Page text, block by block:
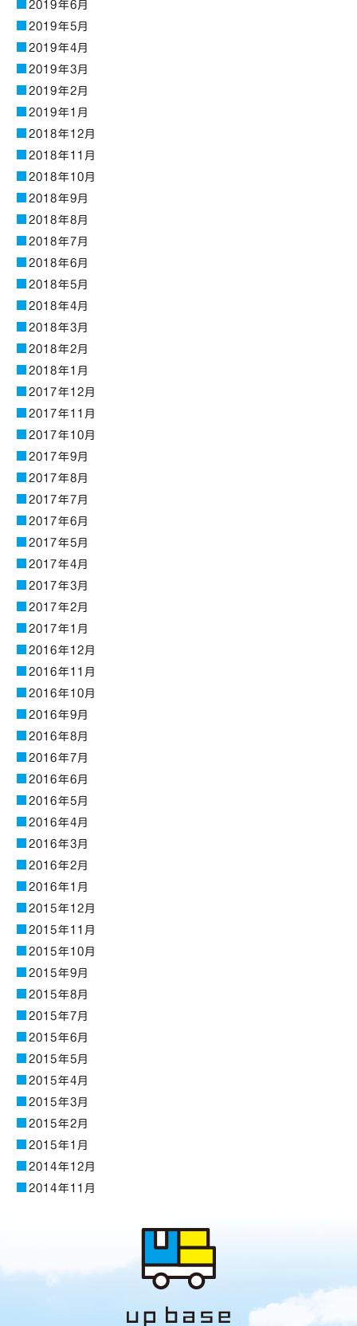
2019年6月
2019年5月
2019年4月
2019年3月
2019年2月
2019年1月
2018年12月
2018年11月
2018年10月
2018年9月
2018年8月
2018年7月
2018年6月
2018年5月
2018年4月
2018年3月
2018年2月
2018年1月
2017年12月
2017年11月
2017年10月
2017年9月
2017年8月
2017年7月
2017年6月
2017年5月
2017年4月
2017年3月
2017年2月
2017年1月
2016年12月
2016年11月
2016年10月
2016年9月
2016年8月
2016年7月
2016年6月
2016年5月
2016年4月
2016年3月
2016年2月
2016年1月
2015年12月
2015年11月
2015年10月
2015年9月
2015年8月
2015年7月
2015年6月
2015年5月
2015年4月
2015年3月
2015年2月
2015年1月
2014年12月
2014年11月